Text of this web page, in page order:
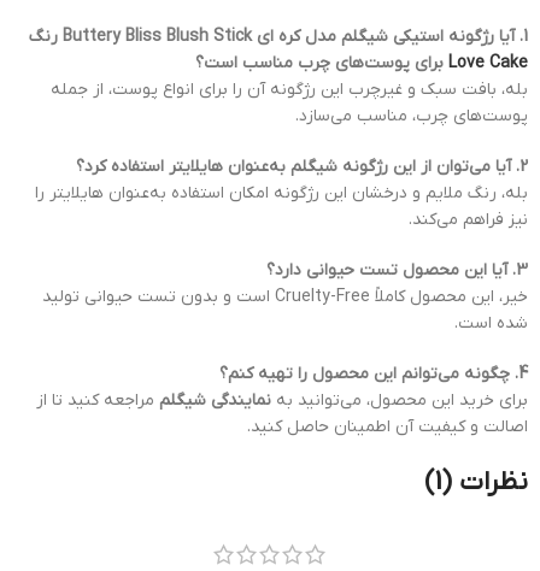
1. آیا رژگونه استیکی شیگلم مدل کره ای Buttery Bliss Blush Stick رنگ
Love Cake برای پوست‌های چرب مناسب است؟
بله، بافت سبک و غیرچرب این رژگونه آن را برای انواع پوست، از جمله
پوست‌های چرب، مناسب می‌سازد.
2. آیا می‌توان از این رژگونه شیگلم به‌عنوان هایلایتر استفاده کرد؟
بله، رنگ ملایم و درخشان این رژگونه امکان استفاده به‌عنوان هایلایتر را
نیز فراهم می‌کند.
3. آیا این محصول تست حیوانی دارد؟
خیر، این محصول کاملاً Cruelty-Free است و بدون تست حیوانی تولید
شده است.
4. چگونه می‌توانم این محصول را تهیه کنم؟
برای خرید این محصول، می‌توانید به نمایندگی شیگلم مراجعه کنید تا از
اصالت و کیفیت آن اطمینان حاصل کنید.
نظرات (1)